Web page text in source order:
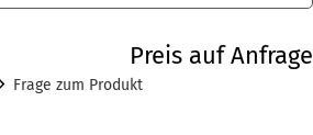
Preis auf Anfrage
Frage zum Produkt